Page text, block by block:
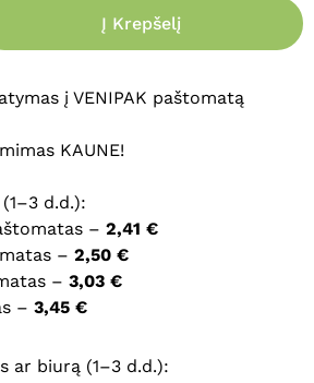
Į Krepšelį
į VENIPAK paštomatą
KAUNE!
d.d.):
– 2,41 €
– 2,50 €
– 3,03 €
– 3,45 €
ar biurą (1–3 d.d.):